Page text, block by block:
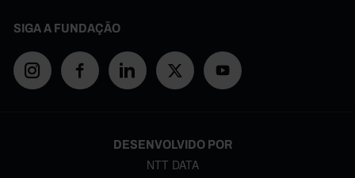
SIGA A FUNDAÇÃO
DESENVOLVIDO POR
NTT DATA